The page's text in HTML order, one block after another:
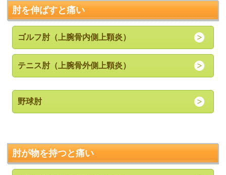
肘を伸ばすと痛い
ゴルフ肘（上腕骨内側上顆炎）
テニス肘（上腕骨外側上顆炎）
野球肘
肘が物を持つと痛い